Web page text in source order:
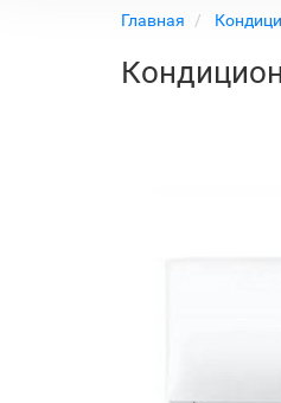
Главная